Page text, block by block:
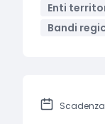
Enti
Bandi